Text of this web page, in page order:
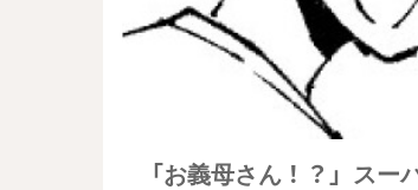
「お義母さん！？」ス